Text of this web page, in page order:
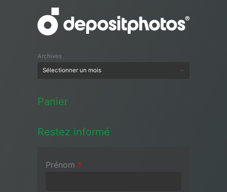
Archives
Panier
Restez informé
Prénom *